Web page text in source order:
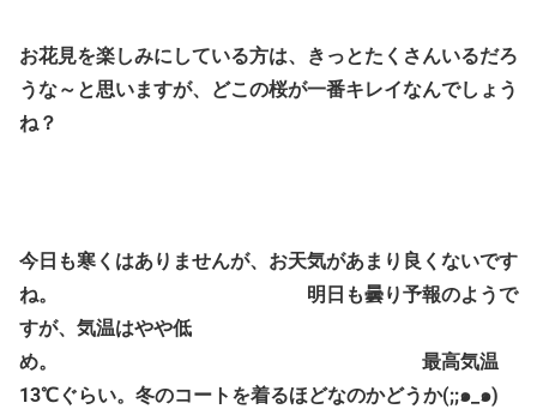
お花見を楽しみにしている方は、きっとたくさんいるだろ
うな～と思いますが、どこの桜が一番キレイなんでしょう
ね？
今日も寒くはありませんが、お天気があまり良くないです
ね。 明日も曇り予報のようで
すが、気温はやや低
め。 最高気温
13℃ぐらい。冬のコートを着るほどなのかどうか(;;๑_๑)